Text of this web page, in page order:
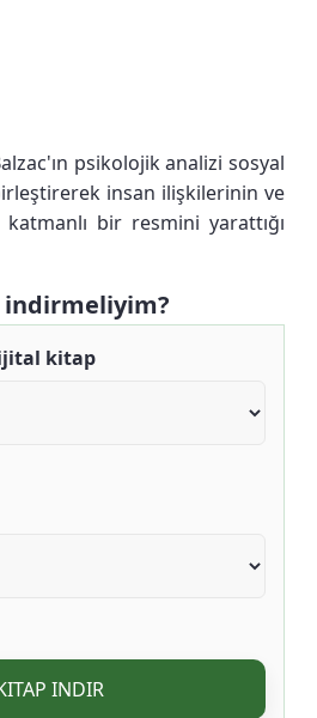
psikolojik analizi sosyal
insan ilişkilerinin ve
katmanlı bir resmini yarattığı
kitap
INDIR